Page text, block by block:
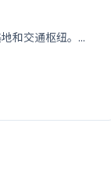
和交通枢纽。...